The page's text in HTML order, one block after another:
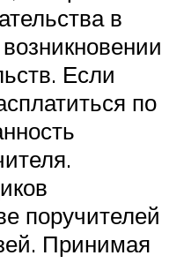
в
Если
по
поручителей
Принимая